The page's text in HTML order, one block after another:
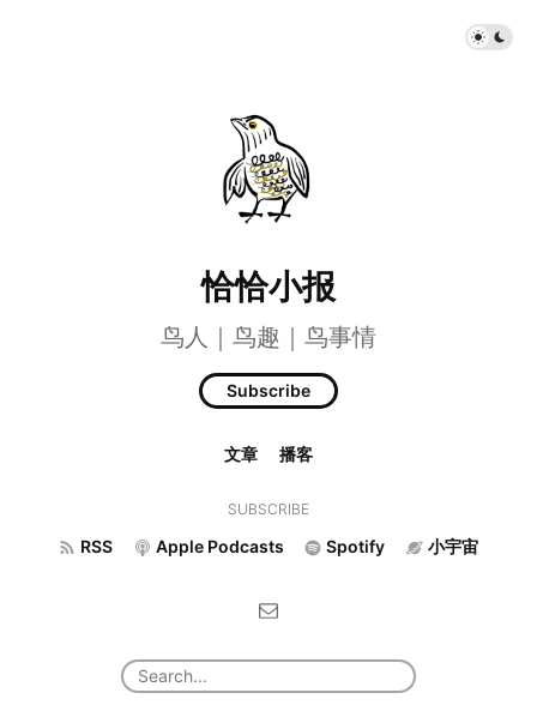
恰恰小报
鸟人｜鸟趣｜鸟事情
Subscribe
文章 播客
SUBSCRIBE
RSS Apple Podcasts Spotify 小宇宙